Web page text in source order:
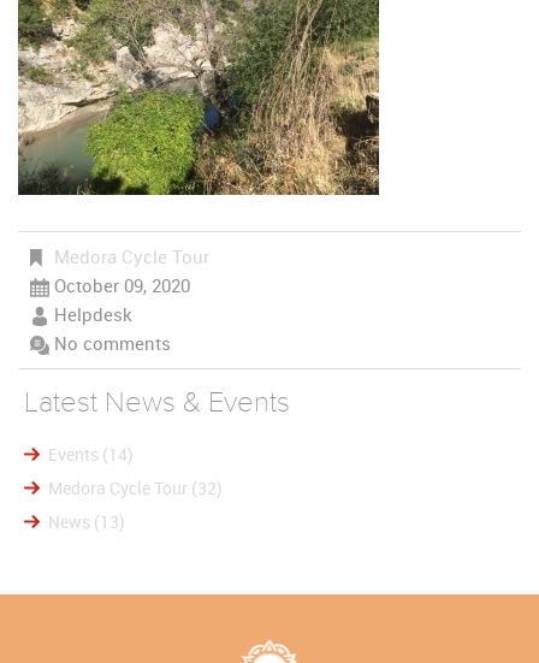
Medora Cycle Tour
October 09, 2020
Helpdesk
No comments
Latest News & Events
Events (14)
Medora Cycle Tour (32)
News (13)